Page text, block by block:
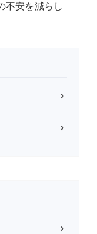
不安を減らし